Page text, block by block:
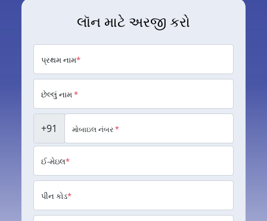
લૉન માટે અરજી કરો
પ્રથમ નામ*
છેલ્લું નામ*
+91 મોબાઇલ નંબર*
ઈ-મેઇલ*
પીન કોડ*